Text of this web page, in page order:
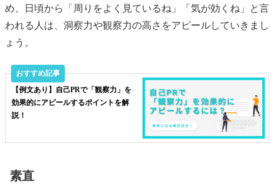
め、日頃から「周りをよく見ているね」「気が効くね」と言
われる人は、洞察力や観察力の高さをアピールしていきまし
ょう。
【例文あり】自己PRで「観察力」を
効果的にアピールするポイントを解
説！
素直